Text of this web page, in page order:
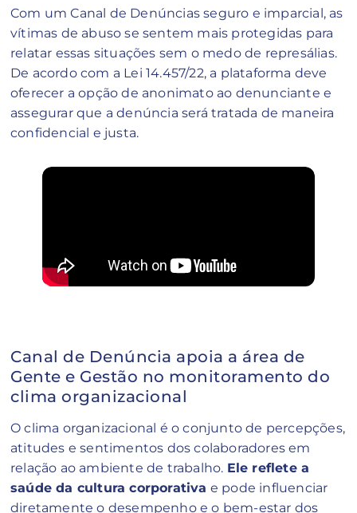
Com um Canal de Denúncias seguro e imparcial, as
vítimas de abuso se sentem mais protegidas para
relatar essas situações sem o medo de represálias.
De acordo com a Lei 14.457/22, a plataforma deve
oferecer a opção de anonimato ao denunciante e
assegurar que a denúncia será tratada de maneira
confidencial e justa.
Canal de Denúncia apoia a área de
Gente e Gestão no monitoramento do
clima organizacional
O clima organizacional é o conjunto de percepções,
atitudes e sentimentos dos colaboradores em
relação ao ambiente de trabalho. Ele reflete a
saúde da cultura corporativa e pode influenciar
diretamente o desempenho e o bem-estar dos